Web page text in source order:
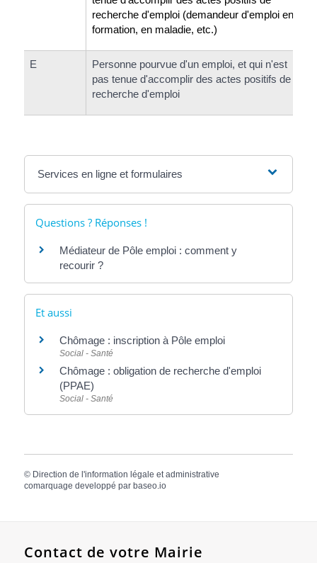
recherche d'emploi (demandeur d'emploi en
formation, en maladie, etc.)
E
Personne pourvue d'un emploi, et qui n'est
pas tenue d'accomplir des actes positifs de
recherche d'emploi
Services en ligne et formulaires
Questions ? Réponses !
Médiateur de Pôle emploi : comment y
recourir ?
Et aussi
Chômage : inscription à Pôle emploi
Social - Santé
Chômage : obligation de recherche d'emploi
(PPAE)
Social - Santé
© Direction de l'information légale et administrative
comarquage developpé par baseo.io
Contact de votre Mairie